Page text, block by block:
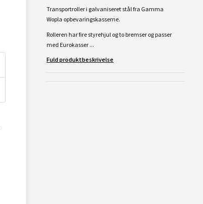
Transportroller i galvaniseret stål fra Gamma
Wopla opbevaringskasserne.
Rolleren har fire styrehjul og to bremser og passer
med Eurokasser ...
Fuld produktbeskrivelse